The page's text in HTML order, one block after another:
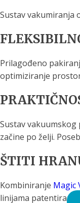
Sustav vakumiranja
Prilagođeno
optimiziranje
Sustav
začine po želji.
ŠTITI
Kombiniranje Magic
linijama